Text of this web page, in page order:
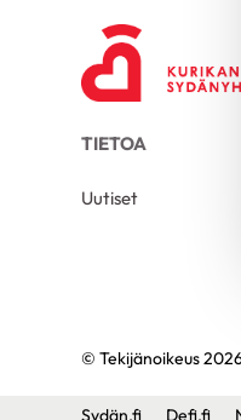
TIETOA
Uutiset
© Tekijänoikeus
Sydän.fi Defi.fi